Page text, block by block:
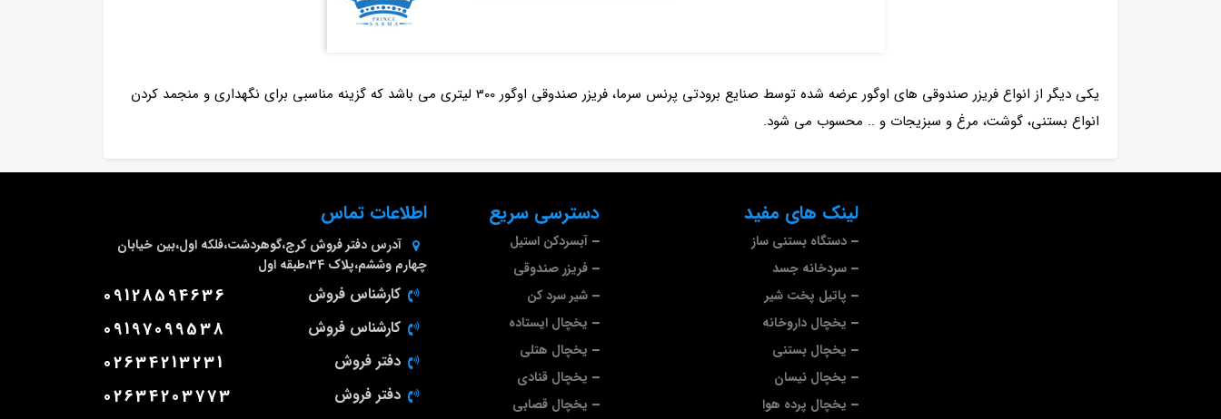
یکی دیگر از انواع فریزر صندوقی های اوگور عرضه شده توسط صنایع برودتی پرنس سرما، فریزر صندوقی اوگور 300 لیتری می باشد که گزینه مناسبی برای نگهداری و منجمد کردن
انواع بستنی، گوشت، مرغ و سبزیجات و .. محسوب می شود.
لینک های مفید
دستگاه بستنی ساز
سردخانه جسد
پاتیل پخت شیر
یخچال داروخانه
یخچال بستنی
یخچال نیسان
یخچال پرده هوا
دسترسی سریع
آبسردکن استیل
فریزر صندوقی
شیر سرد کن
یخچال ایستاده
یخچال هتلی
یخچال قنادی
یخچال قصابی
اطلاعات تماس
آدرس دفتر فروش کرج،گوهردشت،فلکه اول،بین خیابان
چهارم وششم،پلاک 34،طبقه اول
کارشناس فروش 09128594636
کارشناس فروش 09197099538
دفتر فروش 02634213231
دفتر فروش 02634203773